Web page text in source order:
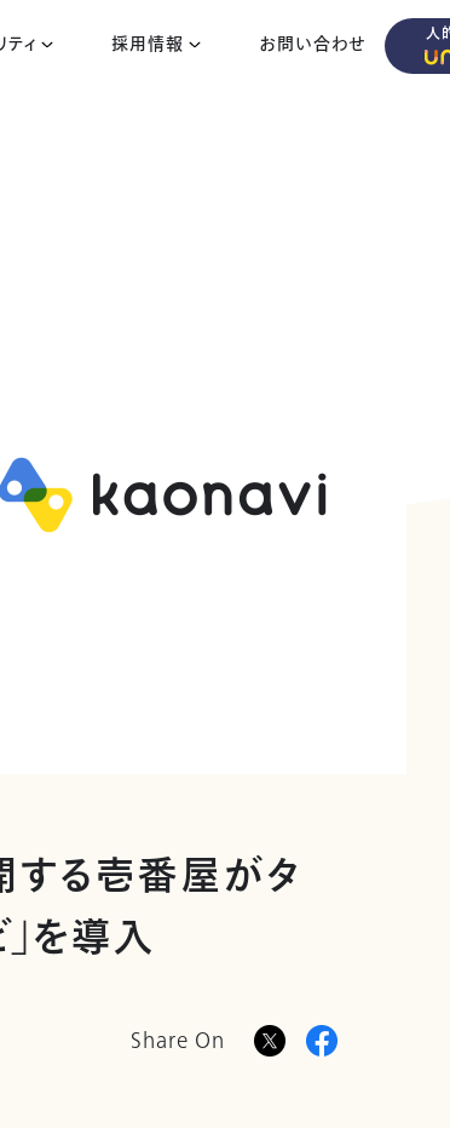
ティ 採用情報 お問い合わせ 人
する壱番屋がタ
を導入
Share On